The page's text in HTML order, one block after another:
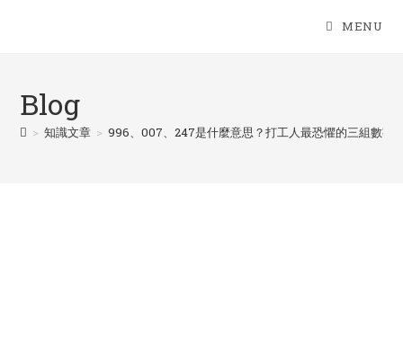
MENU
Blog
> 知識文章 > 996、007、247是什麼意思？打工人最恐懼的三組數字